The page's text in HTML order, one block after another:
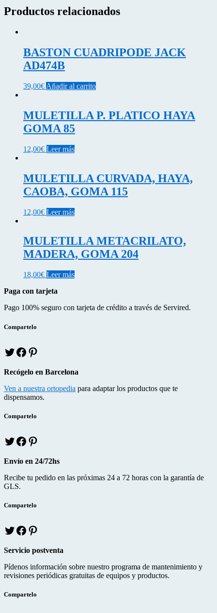
Productos relacionados
BASTON CUADRIPODE JACK
AD474B
39,00€ Añadir al carrito
MULETILLA P. PLATICO HAYA
GOMA 85
12,00€ Leer más
MULETILLA CURVADA, HAYA,
CAOBA, GOMA 115
12,00€ Leer más
MULETILLA METACRILATO,
MADERA, GOMA 204
18,00€ Leer más
Paga con tarjeta
Pago 100% seguro con tarjeta de crédito a través de Servired.
Compartelo
T
w
t
e
r
f
c
e
o
o
t
e
r
e
Recógelo en Barcelona
Ven a nuestra ortopedia para adaptar los productos que te
dispensamos.
Compartelo
T
w
t
t
e
r
f
e
b
o
n
t
r
Envío en 24/72hs
Recibe tu pedido en las próximas 24 a 72 horas con la garantía de
GLS.
Compartelo
T
w
t
e
r
f
e
o
o
t
e
r
e
Servicio postventa
Pídenos información sobre nuestro programa de mantenimiento y
revisiones periódicas gratuitas de equipos y productos.
Compartelo